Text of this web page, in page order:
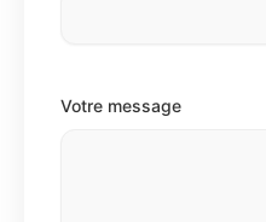
Votre message